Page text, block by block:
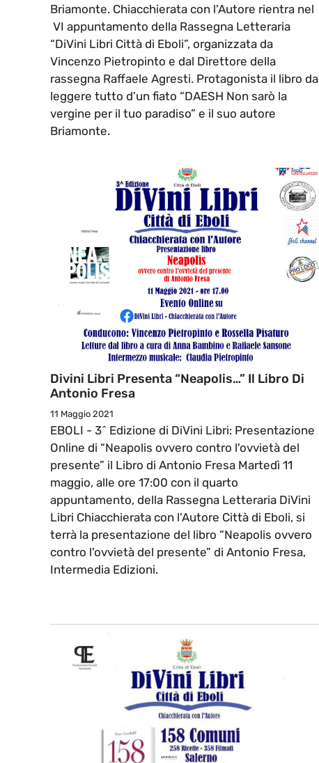
Briamonte. Chiacchierata con l'Autore rientra nel
VI appuntamento della Rassegna Letteraria
“DiVini Libri Città di Eboli”, organizzata da
Vincenzo Pietropinto e dal Direttore della
rassegna Raffaele Agresti. Protagonista il libro da
leggere tutto d'un fiato “DAESH Non sarò la
vergine per il tuo paradiso” e il suo autore
Briamonte.
Divini Libri Presenta “Neapolis…” Il Libro Di
Antonio Fresa
11 Maggio 2021
EBOLI - 3^ Edizione di DiVini Libri: Presentazione
Online di “Neapolis ovvero contro l'ovvietà del
presente” il Libro di Antonio Fresa Martedì 11
maggio, alle ore 17:00 con il quarto
appuntamento, della Rassegna Letteraria DiVini
Libri Chiacchierata con l'Autore Città di Eboli, si
terrà la presentazione del libro “Neapolis ovvero
contro l'ovvietà del presente” di Antonio Fresa,
Intermedia Edizioni.